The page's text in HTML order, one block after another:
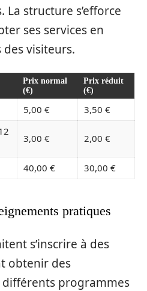
structure s’efforce
ses services en
visiteurs.
Prix normal
(€)
Prix réduit
(€)
5,00 €
3,50 €
3,00 € 2,00 €
40,00 € 30,00 €
pratiques
s’inscrire à des
obtenir des
programmes